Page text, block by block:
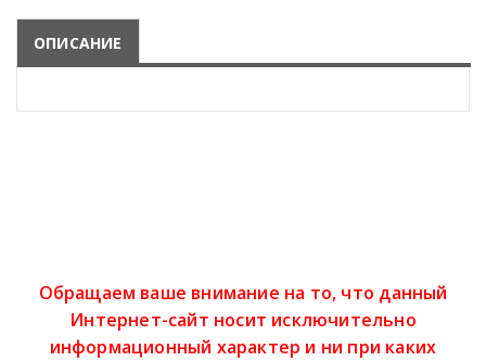
ОПИСАНИЕ
Обращаем ваше внимание на то, что данный
Интернет-сайт носит исключительно
информационный характер и ни при каких